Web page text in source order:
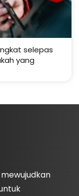
selepas
yang